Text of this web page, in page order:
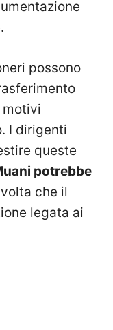
possono
motivi
I dirigenti
queste
potrebbe
che il
legata ai